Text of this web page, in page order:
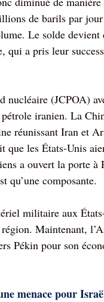
de barils par jour
Le solde
qui a pris leur
nucléaire (JCPOA)
iranien. La
réunissant Iran et
les États-Unis
a ouvert la porte à
qu’une composante.
militaire aux
Maintenant,
Pékin pour son
menace pour